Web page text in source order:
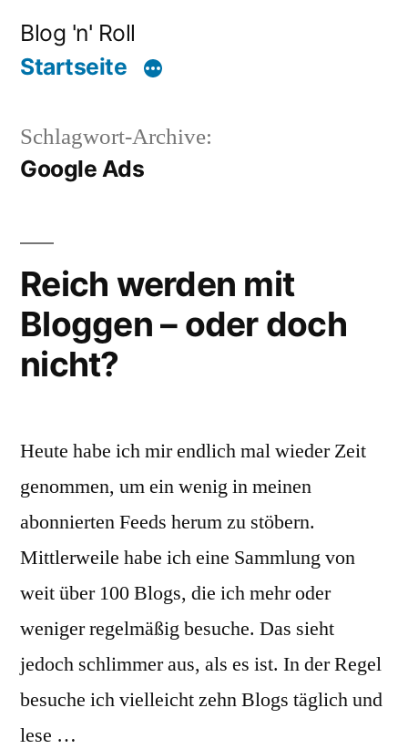
Inhalt
Blog 'n' Roll
Startseite
Schlagwort-Archive:
Google Ads
Reich werden mit
Bloggen – oder doch
nicht?
Heute habe ich mir endlich mal wieder Zeit
genommen, um ein wenig in meinen
abonnierten Feeds herum zu stöbern.
Mittlerweile habe ich eine Sammlung von
weit über 100 Blogs, die ich mehr oder
weniger regelmäßig besuche. Das sieht
jedoch schlimmer aus, als es ist. In der Regel
besuche ich vielleicht zehn Blogs täglich und
lese …